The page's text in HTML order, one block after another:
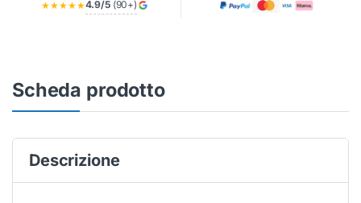
★★★★★4.9/5(90+)
Scheda prodotto
Descrizione